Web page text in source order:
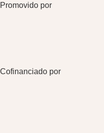
Promovido por
Cofinanciado por